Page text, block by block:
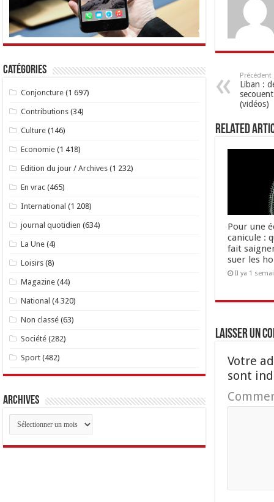
Précédent
Liban :
(vidéos)
Related
Pour une
canicule :
fait
suer les
Il ya 1
Laisser un
Votre
sont
Catégories
Conjoncture (1 697)
Contributions (34)
Culture (146)
Economie (1 418)
Edition du jour / Archives (1 232)
En vrac (465)
International (1 208)
journal quotidien (634)
La Une (4)
Loisirs (8)
Magazine (44)
National (4 320)
Non classé (63)
Société (282)
Sport (482)
Archives
Archives